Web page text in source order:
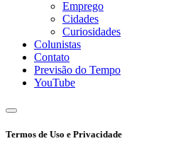
Emprego
Cidades
Curiosidades
Colunistas
Contato
Previsão do Tempo
YouTube
Termos de Uso e Privacidade